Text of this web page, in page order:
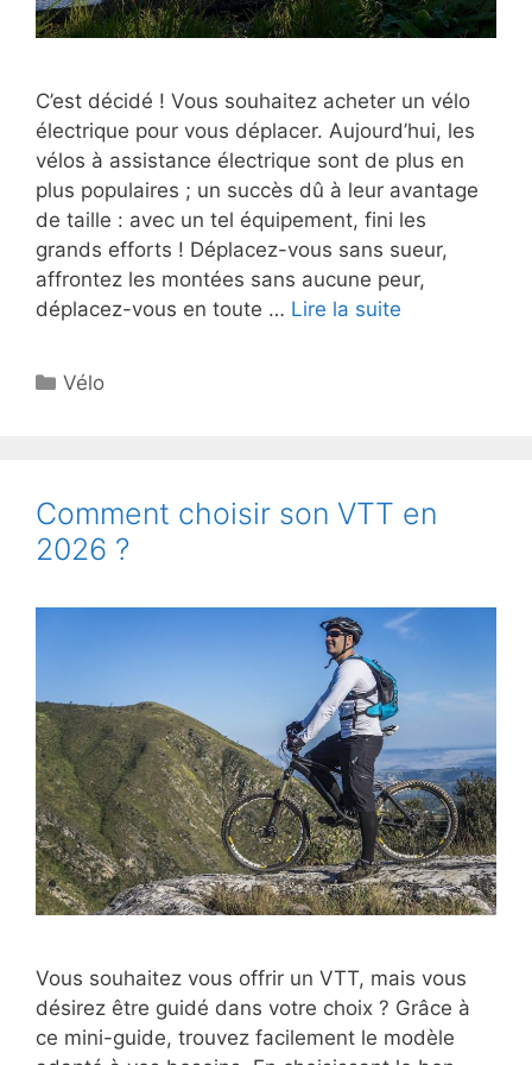
C’est décidé ! Vous souhaitez acheter un vélo
électrique pour vous déplacer. Aujourd’hui, les
vélos à assistance électrique sont de plus en
plus populaires ; un succès dû à leur avantage
de taille : avec un tel équipement, fini les
grands efforts ! Déplacez-vous sans sueur,
affrontez les montées sans aucune peur,
déplacez-vous en toute … Lire la suite
Catégories
Vélo
Comment choisir son VTT en
2026 ?
Vous souhaitez vous offrir un VTT, mais vous
désirez être guidé dans votre choix ? Grâce à
ce mini-guide, trouvez facilement le modèle